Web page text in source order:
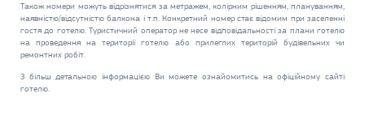
Також номери можуть відрізнятися за метражем, колірним рішенням, плануванням,
наявністю/відсутністю балкона і т.п. Конкретний номер стає відомим при заселенні
гостя до готелю. Туристичний оператор не несе відповідальності за плани готелю
на проведення на території готелю або прилеглих територій будівельних чи
ремонтних робіт.
З більш детальною інформацією Ви можете ознайомитись на офіційному сайті
готелю.